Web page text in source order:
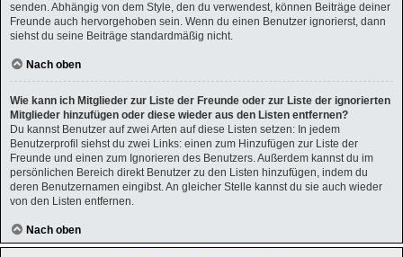
senden. Abhängig von dem Style, den du verwendest, können Beiträge deiner
Freunde auch hervorgehoben sein. Wenn du einen Benutzer ignorierst, dann
siehst du seine Beiträge standardmäßig nicht.
Nach oben
Wie kann ich Mitglieder zur Liste der Freunde oder zur Liste der ignorierten
Mitglieder hinzufügen oder diese wieder aus den Listen entfernen?
Du kannst Benutzer auf zwei Arten auf diese Listen setzen: In jedem
Benutzerprofil siehst du zwei Links: einen zum Hinzufügen zur Liste der
Freunde und einen zum Ignorieren des Benutzers. Außerdem kannst du im
persönlichen Bereich direkt Benutzer zu den Listen hinzufügen, indem du
deren Benutzernamen eingibst. An gleicher Stelle kannst du sie auch wieder
von den Listen entfernen.
Nach oben